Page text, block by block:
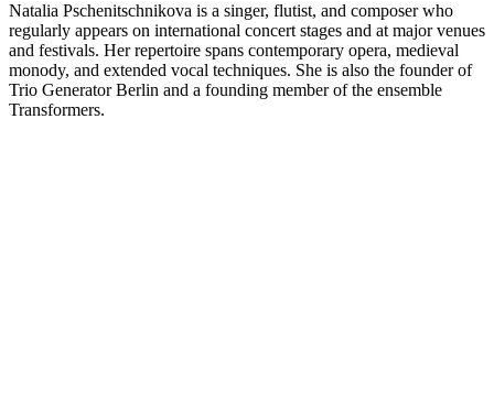
Natalia Pschenitschnikova is a singer, flutist, and composer who
regularly appears on international concert stages and at major venues
and festivals. Her repertoire spans contemporary opera, medieval
monody, and extended vocal techniques. She is also the founder of
Trio Generator Berlin and a founding member of the ensemble
Transformers.